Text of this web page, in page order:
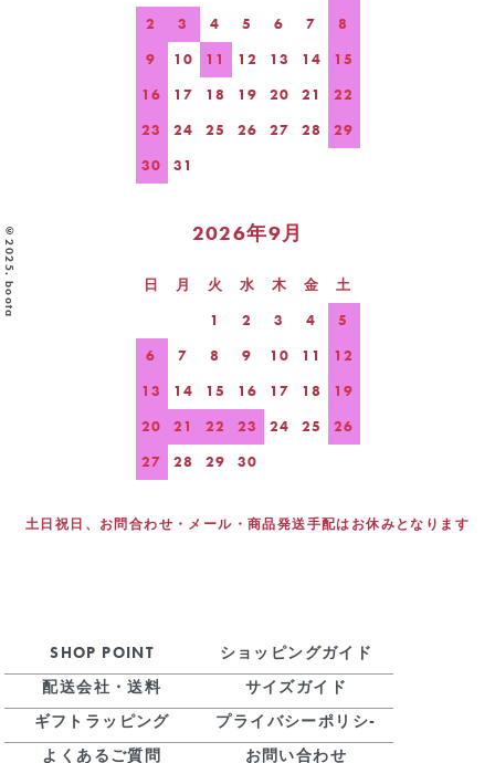
2
3 4 5 6 7
8
9
10 11 12 13 14
15
16
17 18 19 20 21
22
23
24 25 26 27 28
29
30
31
2026年9月
日 月 火 水 木 金
土
1
2 3 4
5
6
7 8 9 10 11
12
13
14 15 16 17 18
19
20
21 22 23 24 25
26
27
28 29 30
土日祝日、お問合わせ・メール・商品発送手配はお休みとなります
SHOP POINT
ショッピングガイド
配送会社・送料
サイズガイド
ギフトラッピング
プライバシーポリシ-
よくあるご質問
お問い合わせ
©2025. boota